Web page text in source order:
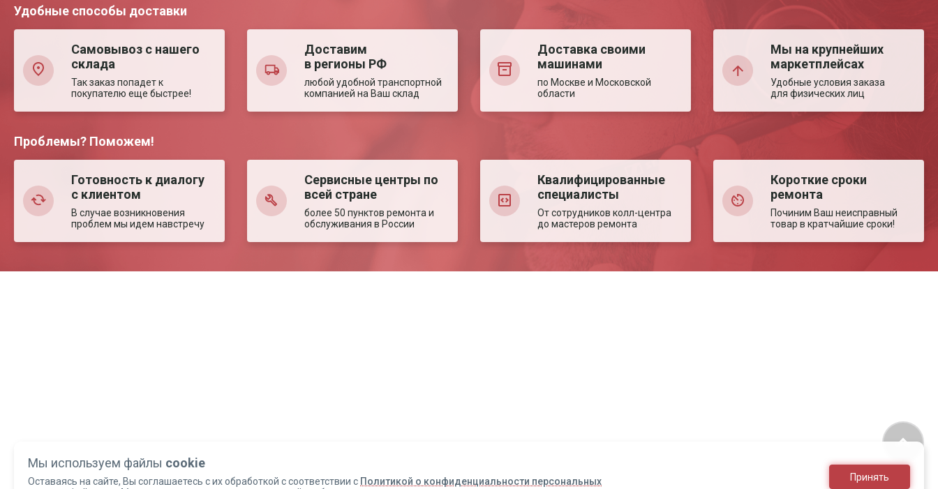
Удобные способы доставки
Самовывоз с нашего
склада
Так заказ попадет к
покупателю еще быстрее!
Доставим
в регионы РФ
любой удобной транспортной
компанией на Ваш склад
Доставка своими
машинами
по Москве и Московской
области
Мы на крупнейших
маркетплейсах
Удобные условия заказа
для физических лиц
Проблемы? Поможем!
Готовность к диалогу
с клиентом
В случае возникновения
проблем мы идем навстречу
Сервисные центры по
всей стране
более 50 пунктов ремонта и
обслуживания в России
Квалифицированные
специалисты
От сотрудников колл-центра
до мастеров ремонта
Короткие сроки
ремонта
Починим Ваш неисправный
товар в кратчайшие сроки!
Мы используем файлы cookie
Оставаясь на сайте, Вы соглашаетесь с их обработкой с соответствии с Политикой о конфиденциальности персональных
Принять